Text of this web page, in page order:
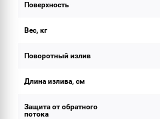
Поверхность
Вес, кг
Поворотный излив
Длина излива, см
Защита от обратного
потока